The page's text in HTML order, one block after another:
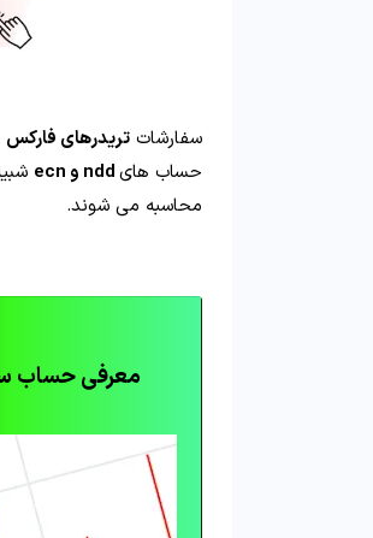
سفارشات تریدرهای فارکس
حساب های
محاسبه می شوند.
معرفی حساب